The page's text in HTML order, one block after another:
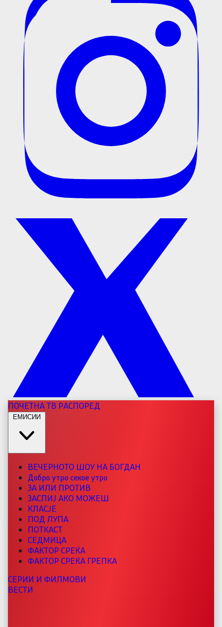
ПОЧЕТНАТВ РАСПОРЕД
ЕМИСИИ
ВЕЧЕРНОТО ШОУ НА БОГДАН
Добро утро секое утро
ЗА ИЛИ ПРОТИВ
ЗАСПИЈ АКО МОЖЕШ
КЛАСЈЕ
ПОД ЛУПА
ПОТКАСТ
СЕДМИЦА
ФАКТОР СРЕЌА
ФАКТОР СРЕЌА ГРЕПКА
СЕРИИ И ФИЛМОВИ
ВЕСТИ